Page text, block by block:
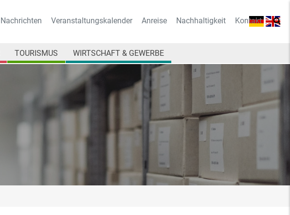
Nachrichten Veranstaltungskalender Anreise Nachhaltigkeit Kontakt
TOURISMUS WIRTSCHAFT & GEWERBE